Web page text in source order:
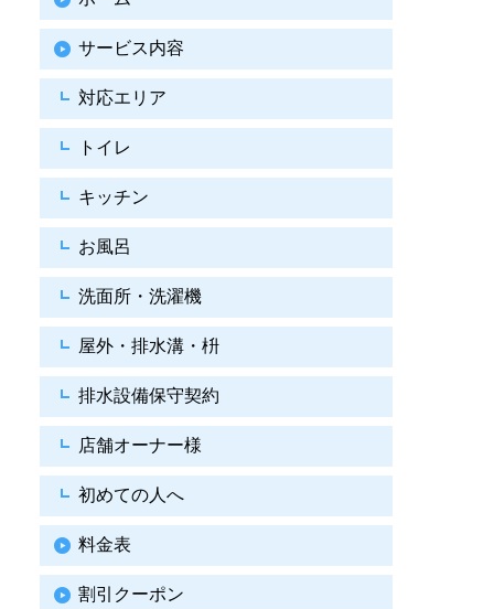
サービス内容
対応エリア
トイレ
キッチン
お風呂
洗面所・洗濯機
屋外・排水溝・枡
排水設備保守契約
店舗オーナー様
初めての人へ
料金表
割引クーポン